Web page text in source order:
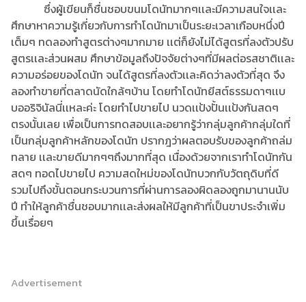
ซึ่งผู้เขียนก็ชื่นชอบขนมโดนัทมากๆเเละมีความสนใจเเละ
ศึกษาหาความรู้เกี่ยวกับการทำโดนัทมาเป็นระยะเวลาเกือบหนึ่งปี
เต็มๆ ทดลองทำสูตรต่างๆมากมาย เเต่ก็ยังไม่ได้สูตรที่ลงตัวปรับ
สูตรเเละส่วนผสม ศึกษาข้อมูลถึงปัจจัยต่างๆที่มีผลต่อรสชาติเเละ
ความอร่อยของโดนัท จนได้สูตรที่ลงตัวเเละคิดว่าลงตัวที่สุด จึง
ลองทำขายที่ตลาดนัดใกล้ๆบ้าน โดยทำโดนัทยีสต์ธรรมดาๆเเบ
บออริจินัลนี่เเหละค่ะ โดยทำไปขายไป นวดเเป้งปั้นเเป้งกันสดๆ
ตรงนั้นเลย เพื่อเป็นการทดสอบเเละอยากรู้ว่ากลุ่มลูกค้ากลุ่มใดที่
เป็นกลุ่มลูกค้าหลักของโดนัท ปรากฎว่าผลตอบรับของลูกค้าถล่ม
ทลาย เเละขายดีมากๆๆถึงมากที่สุด เนื่องด้วยจากเราทำโดนัทกัน
สดๆ ทอดไปขายไป ความสดใหม่ของโดนัทบวกกับวัตถุดิบที่ดี
รวมไปถึงขั้นตอนกระบวนการที่ผ่านการลองผิดลองถูกมานานนับ
ปี ทำให้ลูกค้าชื่นชอบมากเเละส่งผลให้มีลูกค้าที่เป็นขาประจำเพิ่ม
ขึ้นเรื่อยๆ
Advertisement